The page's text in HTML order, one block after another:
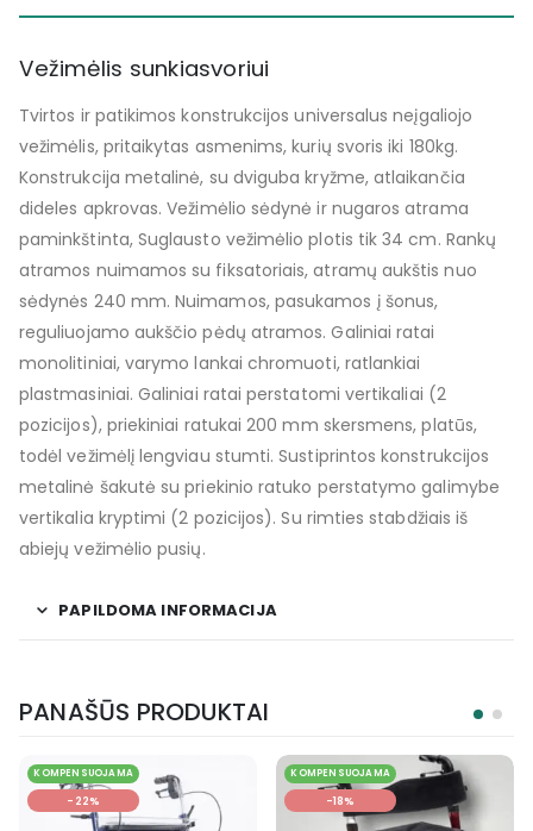
Vežimėlis sunkiasvoriui
Tvirtos ir patikimos konstrukcijos universalus neįgaliojo
vežimėlis, pritaikytas asmenims, kurių svoris iki 180kg.
Konstrukcija metalinė, su dviguba kryžme, atlaikančia
dideles apkrovas. Vežimėlio sėdynė ir nugaros atrama
paminkštinta, Suglausto vežimėlio plotis tik 34 cm. Rankų
atramos nuimamos su fiksatoriais, atramų aukštis nuo
sėdynės 240 mm. Nuimamos, pasukamos į šonus,
reguliuojamo aukščio pėdų atramos. Galiniai ratai
monolitiniai, varymo lankai chromuoti, ratlankiai
plastmasiniai. Galiniai ratai perstatomi vertikaliai (2
pozicijos), priekiniai ratukai 200 mm skersmens, platūs,
todėl vežimėlį lengviau stumti. Sustiprintos konstrukcijos
metalinė šakutė su priekinio ratuko perstatymo galimybe
vertikalia kryptimi (2 pozicijos). Su rimties stabdžiais iš
abiejų vežimėlio pusių.
PAPILDOMA INFORMACIJA
PANAŠŪS PRODUKTAI
-18%
KOMPENSUOJAMA
-32%
KOMPENSUOJAMA